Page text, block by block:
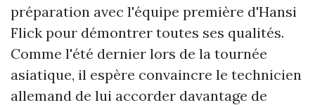
préparation avec l'équipe première d'Hansi
Flick pour démontrer toutes ses qualités.
Comme l'été dernier lors de la tournée
asiatique, il espère convaincre le technicien
allemand de lui accorder davantage de